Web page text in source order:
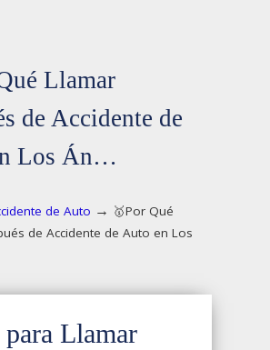
Llamar
de Accidente de
Los Án…
de Auto → 🥇Por Qué
de Accidente de Auto en Los
para Llamar